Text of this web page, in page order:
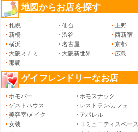
地図からお店を探す
札幌 仙台 上野
新橋
渋谷 西新宿
横浜
名古屋 京都
大阪ミナミ
大阪新世界 広島
那覇
ゲイフレンドリーなお店
ホモバー ホモスナック
ゲストハウス
レストラン/カフェ
美容室/メイク
アパレル
女装
コミュニティスペース